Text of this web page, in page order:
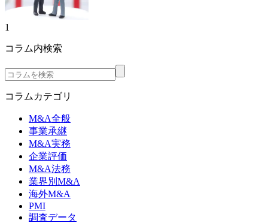
1
コラム内検索
コラムカテゴリ
M&A全般
事業承継
M&A実務
企業評価
M&A法務
業界別M&A
海外M&A
PMI
調査データ